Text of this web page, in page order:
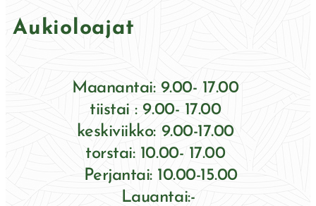
Aukioloajat
Maanantai: 9.00- 17.00
tiistai : 9.00- 17.00
keskiviikko: 9.00-17.00
torstai: 10.00- 17.00
Perjantai: 10.00-15.00
Lauantai:-